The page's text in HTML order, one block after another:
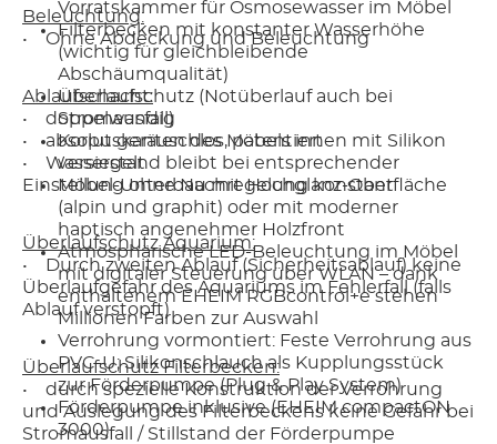
Vorratskammer für Osmosewasser im Möbel
Filterbecken mit konstanter Wasserhöhe
(wichtig für gleichbleibende
Abschäumqualität)
Überlaufschutz (Notüberlauf auch bei
Stromausfall)
Korpuskanten des Möbels innen mit Silikon
versiegelt
Möbel-Unterbau mit Hochglanz-Oberfläche
(alpin und graphit) oder mit moderner
haptisch angenehmer Holzfront
Atmosphärische LED-Beleuchtung im Möbel
mit digitaler Steuerung über WLAN – dank
enthaltenem EHEIM RGBcontrol+e stehen
Millionen Farben zur Auswahl
Verrohrung vormontiert: Feste Verrohrung aus
PVC-U; Silikonschlauch als Kupplungsstück
zur Förderpumpe (Plug & Play System)
Förderpumpe inklusive (EHEIM compactON
3000)
Beleuchtung:
• Ohne Abdeckung und Beleuchtung
Ablaufschacht:
• doppelwandig
• absolut geräuschlos, patentiert
• Wasserstand bleibt bei entsprechender
Einstellung ohne Nachregelung konstant
Überlaufschutz Aquarium:
• Durch zweiten Ablauf (Sicherheitsablauf) keine
Überlaufgefahr des Aquariums im Fehlerfall (falls
Ablauf verstopft)
Überlaufschutz Filterbecken:
• durch spezielle Konstruktion der Verrohrung
und Auslegung des Filterbeckens keine Gefahr bei
Stromausfall / Stillstand der Förderpumpe